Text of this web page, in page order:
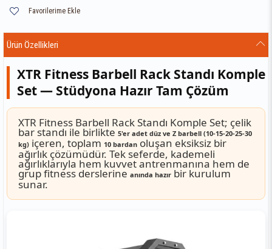
Favorilerime Ekle
Ürün Özellikleri
XTR Fitness Barbell Rack Standı Komple
Set — Stüdyona Hazır Tam Çözüm
XTR Fitness Barbell Rack Standı Komple Set; çelik
bar standı ile birlikte 5'er adet düz ve Z barbell (10-15-20-25-30
kg) içeren, toplam 10 bardan oluşan eksiksiz bir
ağırlık çözümüdür. Tek seferde, kademeli
ağırlıklarıyla hem kuvvet antrenmanına hem de
grup fitness derslerine anında hazır bir kurulum
sunar.